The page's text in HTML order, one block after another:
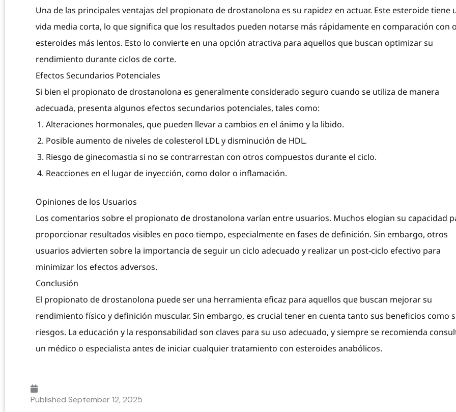
Una de las principales ventajas del propionato de drostanolona es su rapidez en actuar. Este esteroide tiene
vida media corta, lo que significa que los resultados pueden notarse más rápidamente en comparación con
esteroides más lentos. Esto lo convierte en una opción atractiva para aquellos que buscan optimizar su
rendimiento durante ciclos de corte.
Efectos Secundarios Potenciales
Si bien el propionato de drostanolona es generalmente considerado seguro cuando se utiliza de manera
adecuada, presenta algunos efectos secundarios potenciales, tales como:
Alteraciones hormonales, que pueden llevar a cambios en el ánimo y la libido.
Posible aumento de niveles de colesterol LDL y disminución de HDL.
Riesgo de ginecomastia si no se contrarrestan con otros compuestos durante el ciclo.
Reacciones en el lugar de inyección, como dolor o inflamación.
Opiniones de los Usuarios
Los comentarios sobre el propionato de drostanolona varían entre usuarios. Muchos elogian su capacidad
proporcionar resultados visibles en poco tiempo, especialmente en fases de definición. Sin embargo, otros
usuarios advierten sobre la importancia de seguir un ciclo adecuado y realizar un post-ciclo efectivo para
minimizar los efectos adversos.
Conclusión
El propionato de drostanolona puede ser una herramienta eficaz para aquellos que buscan mejorar su
rendimiento físico y definición muscular. Sin embargo, es crucial tener en cuenta tanto sus beneficios como
riesgos. La educación y la responsabilidad son claves para su uso adecuado, y siempre se recomienda
un médico o especialista antes de iniciar cualquier tratamiento con esteroides anabólicos.
Published September 12, 2025